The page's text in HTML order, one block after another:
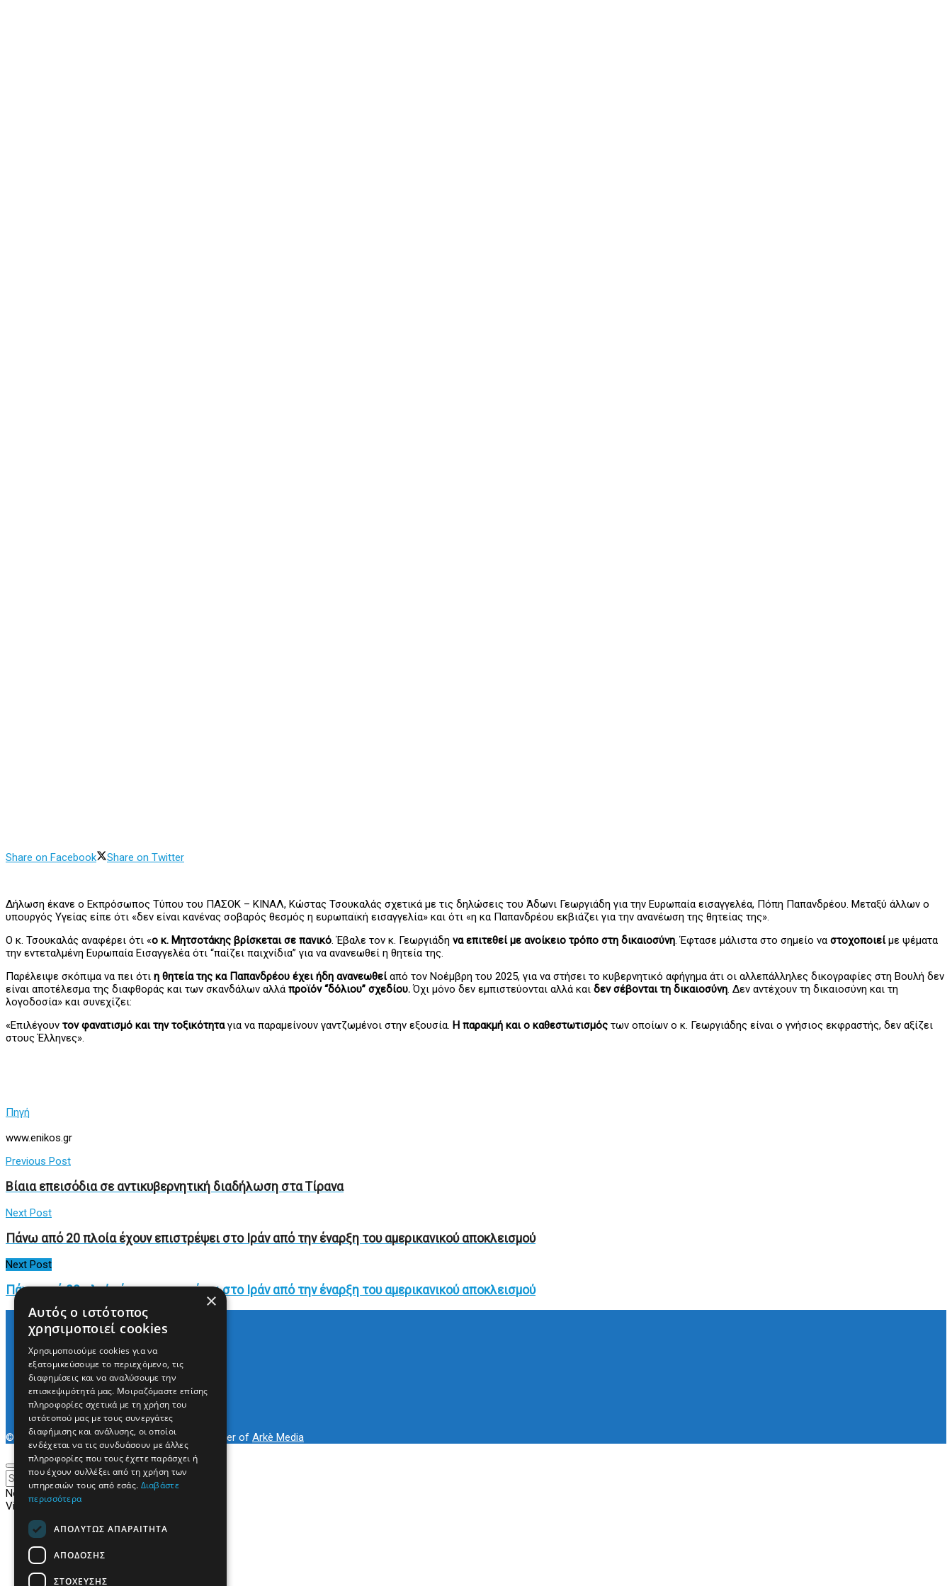
Share on Facebook Share on Twitter
Δήλωση έκανε ο Εκπρόσωπος Τύπου του ΠΑΣΟΚ – ΚΙΝΑΛ, Κώστας Τσουκαλάς σχετικά με τις δηλώσεις του Άδωνι Γεωργιάδη για την Ευρωπαία εισαγγελέα, Πόπη Παπανδρέου. Μεταξύ άλλων ο
υπουργός Υγείας είπε ότι «δεν είναι κανένας σοβαρός θεσμός η ευρωπαϊκή εισαγγελία» και ότι «η κα Παπανδρέου εκβιάζει για την ανανέωση της θητείας της».
Ο κ. Τσουκαλάς αναφέρει ότι «ο κ. Μητσοτάκης βρίσκεται σε πανικό. Έβαλε τον κ. Γεωργιάδη να επιτεθεί με ανοίκειο τρόπο στη δικαιοσύνη. Έφτασε μάλιστα στο σημείο να στοχοποιείμε ψέματα
την εντεταλμένη Ευρωπαία Εισαγγελέα ότι “παίζει παιχνίδια” για να ανανεωθεί η θητεία της.
Παρέλειψε σκόπιμα να πει ότι η θητεία της κα Παπανδρέου έχει ήδη ανανεωθείαπό τον Νοέμβρη του 2025, για να στήσει το κυβερνητικό αφήγημα άτι οι αλλεπάλληλες δικογραφίες στη Βουλή δεν
είναι αποτέλεσμα της διαφθοράς και των σκανδάλων αλλά προϊόν “δόλιου” σχεδίου.Όχι μόνο δεν εμπιστεύονται αλλά και δεν σέβονται τη δικαιοσύνη. Δεν αντέχουν τη δικαιοσύνη και τη
λογοδοσία» και συνεχίζει:
«Επιλέγουν τον φανατισμό και την τοξικότηταγια να παραμείνουν γαντζωμένοι στην εξουσία. Η παρακμή και ο καθεστωτισμός των οποίων ο κ. Γεωργιάδης είναι ο γνήσιος εκφραστής, δεν αξίζει
στους Έλληνες».
Πηγή
www.enikos.gr
Previous Post
Βίαια επεισόδια σε αντικυβερνητική διαδήλωση στα Τίρανα
Next Post
Πάνω από 20 πλοία έχουν επιστρέψει στο Ιράν από την έναρξη του αμερικανικού αποκλεισμού
Next Post
Πάνω από 20 πλοία έχουν επιστρέψει στο Ιράν από την έναρξη του αμερικανικού αποκλεισμού
Arkè Media Group
Radio Preveza 93
Arkè Advertising
Όροι και Προϋποθέσεις
Επικοινωνία
© 2022PrevezapostInspired byArkè Adv Partner of Arkè Media
No Result
View All Result
Αρχική
Κόσμος
Πολιτική
Τοπικά
Περιφερειακά
×
Αυτός ο ιστότοπος
χρησιμοποιεί cookies
Χρησιμοποιούμε cookies για να
εξατομικεύσουμε το περιεχόμενο, τις
διαφημίσεις και να αναλύσουμε την
επισκεψιμότητά μας. Μοιραζόμαστε επίσης
πληροφορίες σχετικά με τη χρήση του
ιστότοπού μας με τους συνεργάτες
διαφήμισης και ανάλυσης, οι οποίοι
ενδέχεται να τις συνδυάσουν με άλλες
πληροφορίες που τους έχετε παράσχει ή
που έχουν συλλέξει από τη χρήση των
υπηρεσιών τους από εσάς. Διαβάστε
περισσότερα
ΑΠΟΛΎΤΩΣ ΑΠΑΡΑΊΤΗΤΑ
ΑΠΌΔΟΣΗΣ
ΣΤΌΧΕΥΣΗΣ